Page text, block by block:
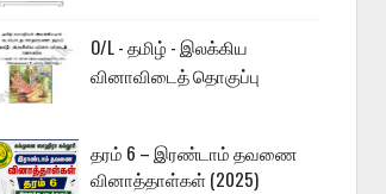
O/L - தமிழ் - இலக்கிய
வினாவிடைத் தொகுப்பு
தரம் 6 – இரண்டாம் தவணை
வினாத்தாள்கள் (2025)